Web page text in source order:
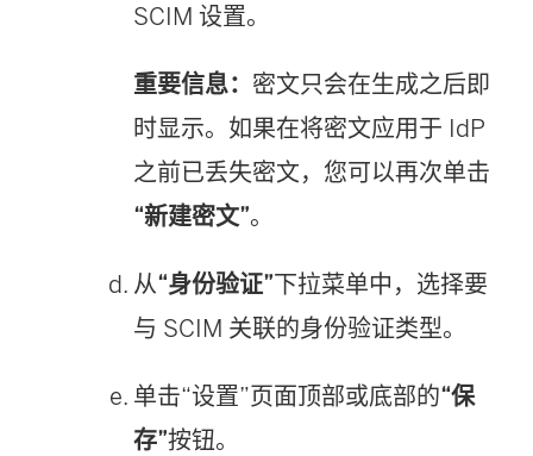
SCIM 设置。
重要信息： 密文只会在生成之后即
时显示。如果在将密文应用于 IdP
之前已丢失密文，您可以再次单击
“新建密文”。
从“身份验证”下拉菜单中，选择要
与 SCIM 关联的身份验证类型。
单击“设置”页面顶部或底部的“保
存”按钮。